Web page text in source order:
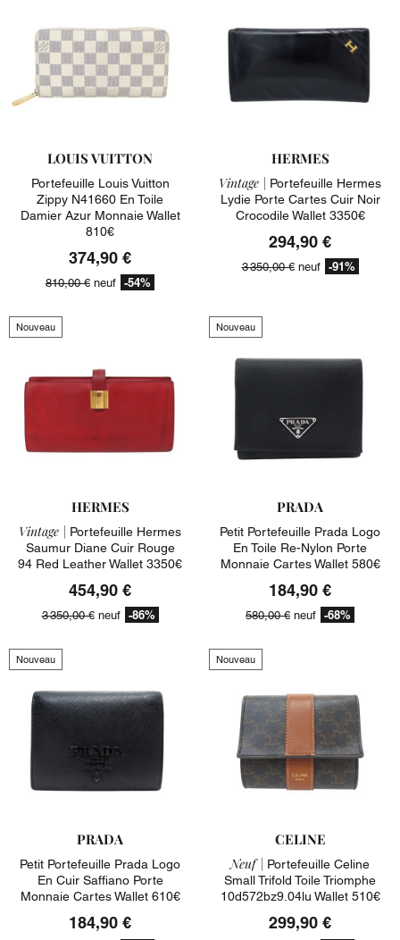
LOUIS VUITTON
Portefeuille Louis Vuitton
Zippy N41660 En Toile
Damier Azur Monnaie Wallet
810€
374,90 €
810,00 € neuf -54%
HERMES
Vintage | Portefeuille Hermes
Lydie Porte Cartes Cuir Noir
Crocodile Wallet 3350€
294,90 €
3 350,00 €neuf -91%
Nouveau
HERMES
Vintage | Portefeuille Hermes
Saumur Diane Cuir Rouge
94 Red Leather Wallet 3350€
454,90 €
3 350,00 €neuf -86%
Nouveau
PRADA
Petit Portefeuille Prada Logo
En Toile Re-Nylon Porte
Monnaie Cartes Wallet 580€
184,90 €
580,00 € neuf -68%
Nouveau
PRADA
Petit Portefeuille Prada Logo
En Cuir Saffiano Porte
Monnaie Cartes Wallet 610€
184,90 €
Nouveau
CELINE
Neuf | Portefeuille Celine
Small Trifold Toile Triomphe
10d572bz9.04lu Wallet 510€
299,90 €